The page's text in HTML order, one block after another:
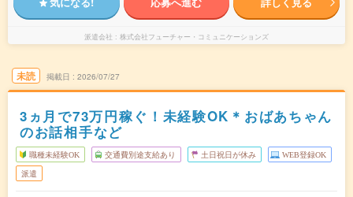
派遣会社 株式会社フューチャー・コミュニケーションズ
未読 掲載日 2026/07/27
3ヵ月で73万円稼ぐ！未経験OK＊おばあちゃん
のお話相手など
職種未経験OK 交通費別途支給あり 土日祝日が休み WEB登録OK
派遣